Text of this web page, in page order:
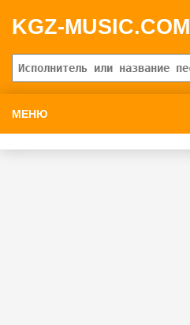
KGZ-MUSIC.COM
МЕНЮ